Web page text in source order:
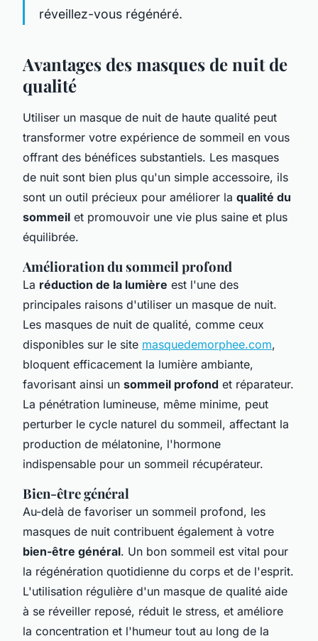
réveillez-vous régénéré.
Avantages des masques de nuit de
qualité
Utiliser un masque de nuit de haute qualité peut
transformer votre expérience de sommeil en vous
offrant des bénéfices substantiels. Les masques
de nuit sont bien plus qu'un simple accessoire, ils
sont un outil précieux pour améliorer la qualité du
sommeil et promouvoir une vie plus saine et plus
équilibrée.
Amélioration du sommeil profond
La réduction de la lumière est l'une des
principales raisons d'utiliser un masque de nuit.
Les masques de nuit de qualité, comme ceux
disponibles sur le site masquedemorphee.com,
bloquent efficacement la lumière ambiante,
favorisant ainsi un sommeil profond et réparateur.
La pénétration lumineuse, même minime, peut
perturber le cycle naturel du sommeil, affectant la
production de mélatonine, l'hormone
indispensable pour un sommeil récupérateur.
Bien-être général
Au-delà de favoriser un sommeil profond, les
masques de nuit contribuent également à votre
bien-être général. Un bon sommeil est vital pour
la régénération quotidienne du corps et de l'esprit.
L'utilisation régulière d'un masque de qualité aide
à se réveiller reposé, réduit le stress, et améliore
la concentration et l'humeur tout au long de la